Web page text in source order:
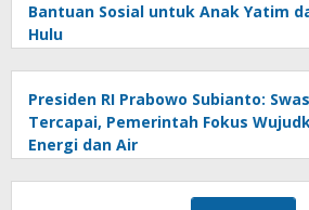
Bantuan Sosial untuk Anak Yatim
Hulu
Presiden RI Prabowo Subianto:
Tercapai, Pemerintah Fokus
Energi dan Air